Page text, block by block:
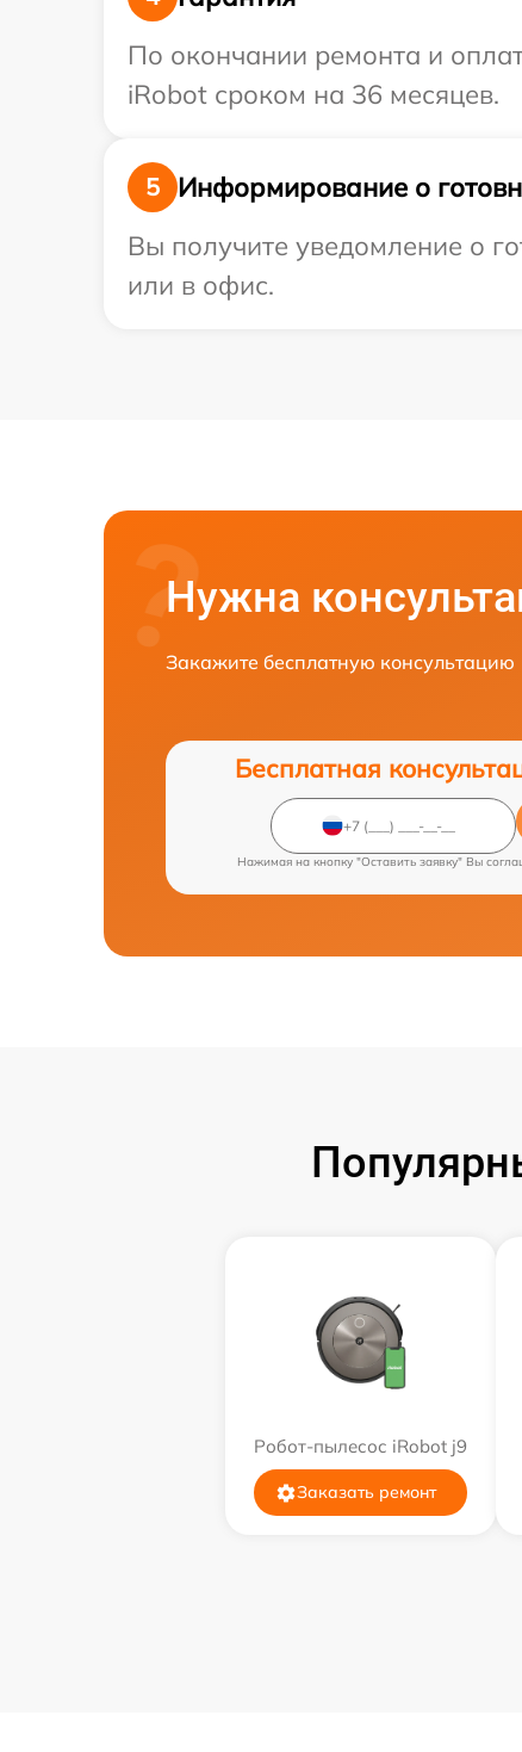
По окончании ремонта и
iRobot сроком на 36 месяцев.
5
Информирование о
Вы получите уведомление о
или в офис.
Нужна
Закажите бесплатную консультацию
Бесплатная
Нажимая на кнопку "Оставить заявку" Вы
Робот-пылесос iRobot j9
Заказать ремонт